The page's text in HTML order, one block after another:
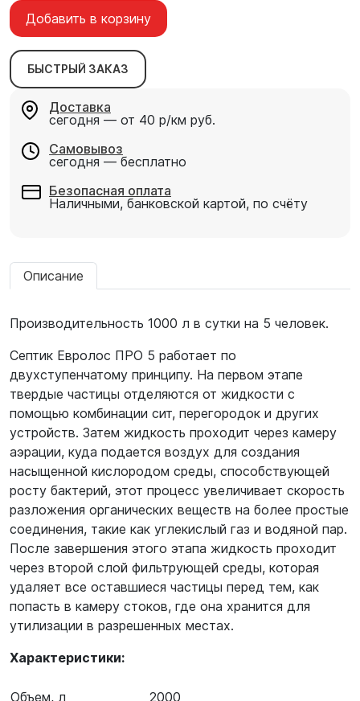
Добавить в корзину
БЫСТРЫЙ ЗАКАЗ
Доставка
сегодня — от 40 р/км руб.
Самовывоз
сегодня — бесплатно
Безопасная оплата
Наличными, банковской картой, по счёту
Описание
Производительность 1000 л в сутки на 5 человек.
Септик Евролос ПРО 5 работает по
двухступенчатому принципу. На первом этапе
твердые частицы отделяются от жидкости с
помощью комбинации сит, перегородок и других
устройств. Затем жидкость проходит через камеру
аэрации, куда подается воздух для создания
насыщенной кислородом среды, способствующей
росту бактерий, этот процесс увеличивает скорость
разложения органических веществ на более простые
соединения, такие как углекислый газ и водяной пар.
После завершения этого этапа жидкость проходит
через второй слой фильтрующей среды, которая
удаляет все оставшиеся частицы перед тем, как
попасть в камеру стоков, где она хранится для
утилизации в разрешенных местах.
Характеристики:
Объем, л
2000